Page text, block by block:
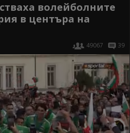
волейболните
в центъра на
49067 39